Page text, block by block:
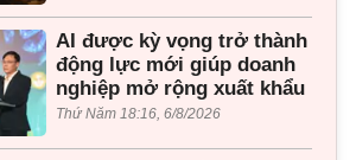
AI được kỳ vọng trở thành
động lực mới giúp doanh
nghiệp mở rộng xuất khẩu
Thứ Năm 18:16, 6/8/2026